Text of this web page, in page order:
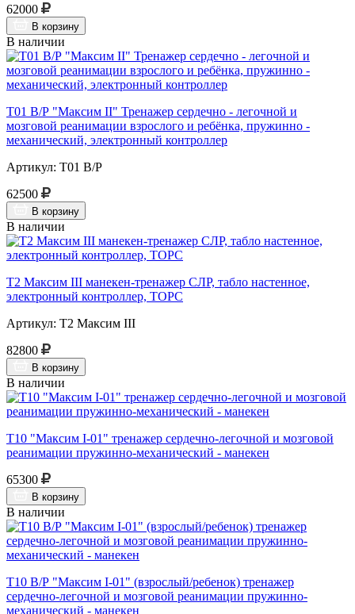
62000
В корзину
В наличии
Т01 В/Р "Максим II" Тренажер сердечно - легочной и
мозговой реанимации взрослого и ребёнка, пружинно -
механический, электронный контроллер
Артикул: Т01 В/Р
62500
В корзину
В наличии
Т2 Максим III манекен-тренажер СЛР, табло настенное,
электронный контроллер, ТОРС
Артикул: Т2 Максим III
82800
В корзину
В наличии
Т10 "Максим I-01" тренажер сердечно-легочной и мозговой
реанимации пружинно-механический - манекен
65300
В корзину
В наличии
Т10 В/Р "Максим I-01" (взрослый/ребенок) тренажер
сердечно-легочной и мозговой реанимации пружинно-
механический - манекен